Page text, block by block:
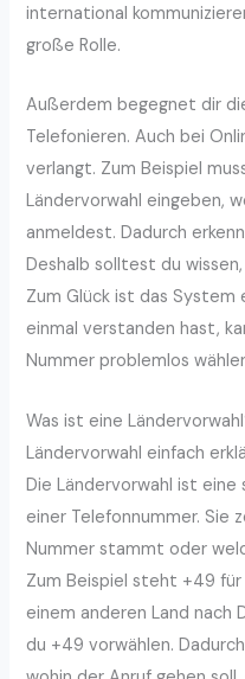
international
große Rolle.
Außerdem begegnet dir
Telefonieren. Auch bei
verlangt. Zum Beispiel
Ländervorwahl eingeben,
anmeldest. Dadurch
Deshalb solltest du
Zum Glück ist das System
einmal verstanden hast,
Nummer problemlos
Was ist eine
Ländervorwahl einfach
Die Ländervorwahl ist
einer Telefonnummer. Sie
Nummer stammt oder
Zum Beispiel steht +49 für
einem anderen Land
du +49 vorwählen.